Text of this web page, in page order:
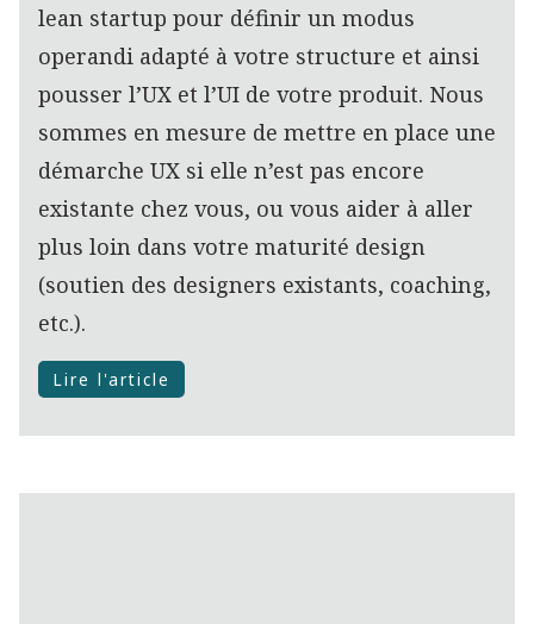
lean startup pour définir un modus
operandi adapté à votre structure et ainsi
pousser l’UX et l’UI de votre produit. Nous
sommes en mesure de mettre en place une
démarche UX si elle n’est pas encore
existante chez vous, ou vous aider à aller
plus loin dans votre maturité design
(soutien des designers existants, coaching,
etc.).
Lire l'article